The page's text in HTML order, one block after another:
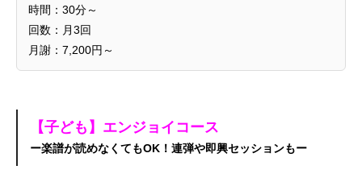
時間：30分～
回数：月3回
月謝：7,200円～
【子ども】エンジョイコース
ー楽譜が読めなくてもOK！連弾や即興セッションもー